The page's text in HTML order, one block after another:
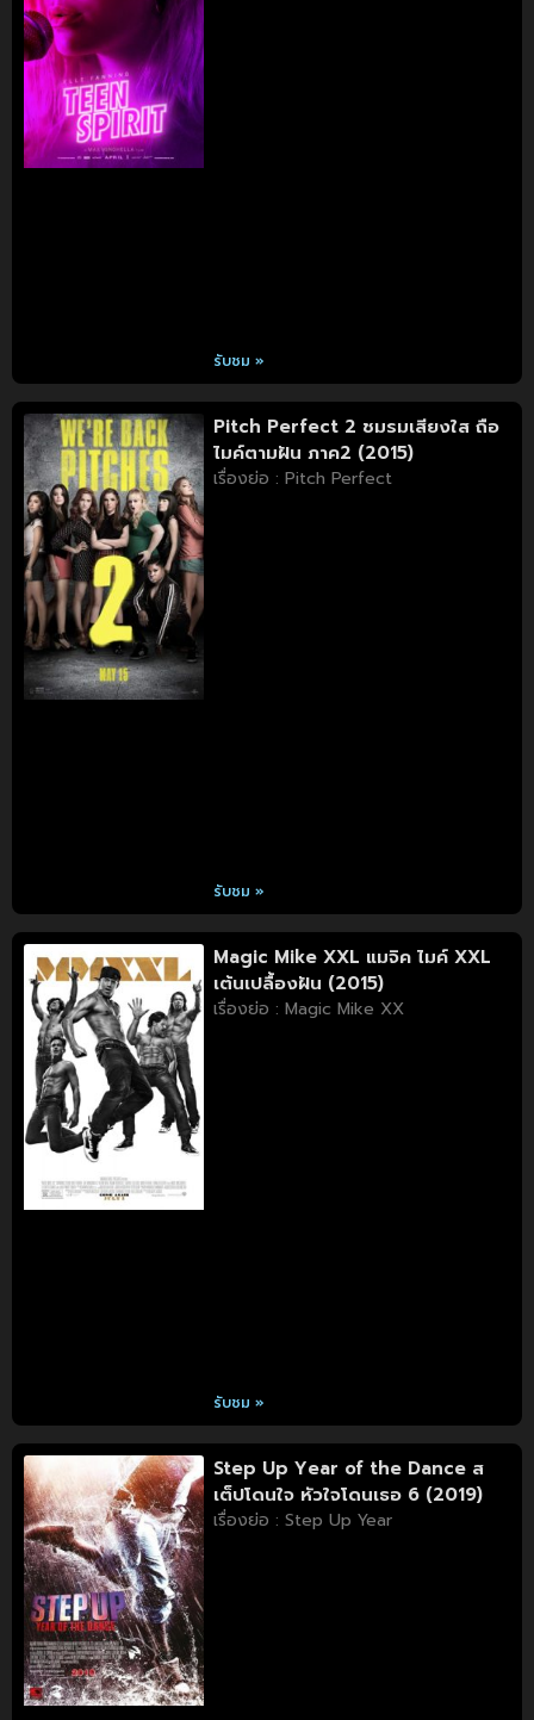
รับชม »
Pitch Perfect 2 ชมรมเสียงใส ถือ
ไมค์ตามฝัน ภาค2 (2015)
เรื่องย่อ : Pitch Perfect
รับชม »
Magic Mike XXL แมจิค ไมค์ XXL
เต้นเปลื้องฝัน (2015)
เรื่องย่อ : Magic Mike XX
รับชม »
Step Up Year of the Dance ส
เต็ปโดนใจ หัวใจโดนเธอ 6 (2019)
เรื่องย่อ : Step Up Year